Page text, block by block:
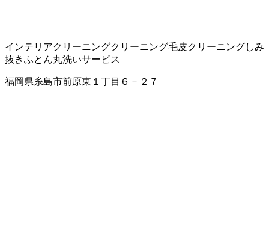
インテリアクリーニングクリーニング毛皮クリーニングしみ
抜きふとん丸洗いサービス
福岡県糸島市前原東１丁目６－２７